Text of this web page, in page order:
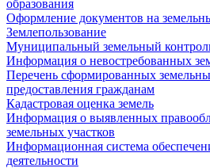
образования
Оформление документов на
Землепользование
Муниципальный земельный
Информация о невостребованных
Перечень сформированных
предоставления гражданам
Кадастровая оценка земель
Информация о выявленных
земельных участков
Информационная система
деятельности